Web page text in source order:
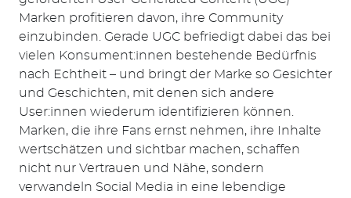
Marken profitieren davon, ihre Community
einzubinden. Gerade UGC befriedigt dabei das bei
vielen Konsument:innen bestehende Bedürfnis
nach Echtheit – und bringt der Marke so Gesichter
und Geschichten, mit denen sich andere
User:innen wiederum identifizieren können.
Marken, die ihre Fans ernst nehmen, ihre Inhalte
wertschätzen und sichtbar machen, schaffen
nicht nur Vertrauen und Nähe, sondern
verwandeln Social Media in eine lebendige